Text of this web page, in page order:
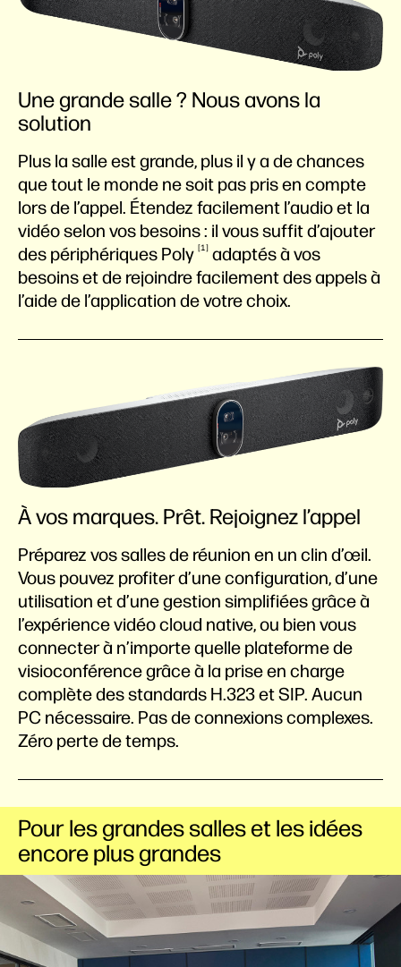
Une grande salle ? Nous avons la
solution
Plus la salle est grande, plus il y a de chances
que tout le monde ne soit pas pris en compte
lors de l’appel. Étendez facilement l’audio et la
vidéo selon vos besoins : il vous suffit d’ajouter
des périphériques Poly 1
adaptés à vos
besoins et de rejoindre facilement des appels à
l’aide de l’application de votre choix.
À vos marques. Prêt. Rejoignez l’appel
Préparez vos salles de réunion en un clin d’œil.
Vous pouvez profiter d’une configuration, d’une
utilisation et d’une gestion simplifiées grâce à
l’expérience vidéo cloud native, ou bien vous
connecter à n’importe quelle plateforme de
visioconférence grâce à la prise en charge
complète des standards H.323 et SIP. Aucun
PC nécessaire. Pas de connexions complexes.
Zéro perte de temps.
Pour les grandes salles et les idées
encore plus grandes